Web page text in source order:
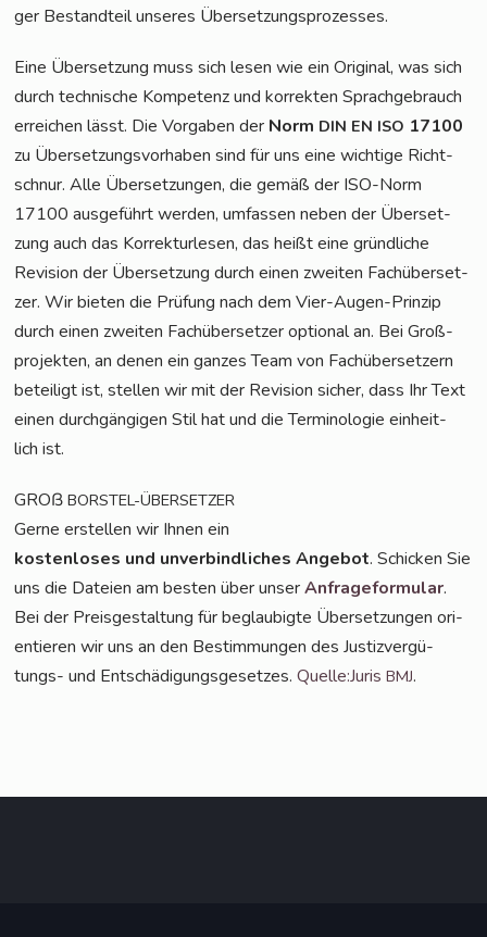
ger Bestand­teil unse­res Übersetzungsprozesses.
Eine Über­set­zung muss sich lesen wie ein Ori­gi­nal, was sich
durch tech­ni­sche Kom­pe­tenz und kor­rek­ten Sprach­ge­brauch
errei­chen lässt. Die Vor­ga­ben der Norm DIN EN ISO 17100
zu Über­set­zungs­vor­ha­ben sind für uns eine wich­ti­ge Richt­
schnur. Alle Über­set­zun­gen, die gemäß der ISO-Norm
17100 aus­ge­führt wer­den, umfas­sen neben der Über­set­
zung auch das Kor­rek­tur­le­sen, das heißt eine gründ­li­che
Revi­si­on der Über­set­zung durch einen zwei­ten Fach­über­set­
zer. Wir bie­ten die Prü­fung nach dem Vier-Augen-Prin­zip
durch einen zwei­ten Fach­über­set­zer optio­nal an. Bei Groß­
pro­jek­ten, an denen ein gan­zes Team von Fach­über­set­zern
betei­ligt ist, stel­len wir mit der Revi­si­on sicher, dass Ihr Text
einen durch­gän­gi­gen Stil hat und die Ter­mi­no­lo­gie ein­heit­
lich ist.
GROßBORSTEL-ÜBERSETZER
Ger­ne erstel­len wir Ihnen ein
kos­ten­lo­ses und unver­bind­li­ches Ange­bot. Schi­cken Sie
uns die Datei­en am bes­ten über unserAnfra­ge­for­mu­lar.
Bei der Preis­ge­stal­tung für beglau­big­te Über­set­zun­gen ori­
en­tie­ren wir uns an den Bestim­mun­gen des Jus­tiz­ver­gü­
tungs- und Ent­schä­di­gungs­ge­set­zes.Quelle:JurisBMJ.